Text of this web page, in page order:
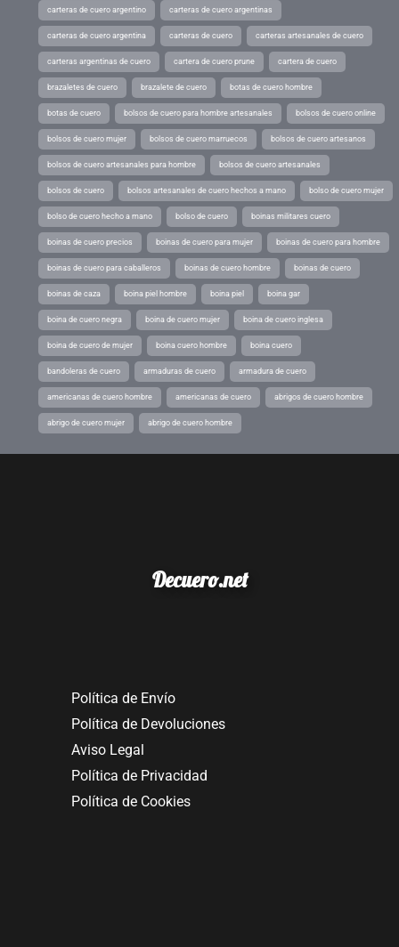
carteras de cuero argentino carteras de cuero argentinas
carteras de cuero argentina carteras de cuero carteras artesanales de cuero
carteras argentinas de cuero cartera de cuero prune cartera de cuero
brazaletes de cuero brazalete de cuero botas de cuero hombre
botas de cuero bolsos de cuero para hombre artesanales bolsos de cuero online
bolsos de cuero mujer bolsos de cuero marruecos bolsos de cuero artesanos
bolsos de cuero artesanales para hombre bolsos de cuero artesanales
bolsos de cuero bolsos artesanales de cuero hechos a mano bolso de cuero mujer
bolso de cuero hecho a mano bolso de cuero boinas militares cuero
boinas de cuero precios boinas de cuero para mujer boinas de cuero para hombre
boinas de cuero para caballeros boinas de cuero hombre boinas de cuero
boinas de caza boina piel hombre boina piel boina gar
boina de cuero negra boina de cuero mujer boina de cuero inglesa
boina de cuero de mujer boina cuero hombre boina cuero
bandoleras de cuero armaduras de cuero armadura de cuero
americanas de cuero hombre americanas de cuero abrigos de cuero hombre
abrigo de cuero mujer abrigo de cuero hombre
Decuero.net
Política de Envío
Política de Devoluciones
Aviso Legal
Política de Privacidad
Política de Cookies